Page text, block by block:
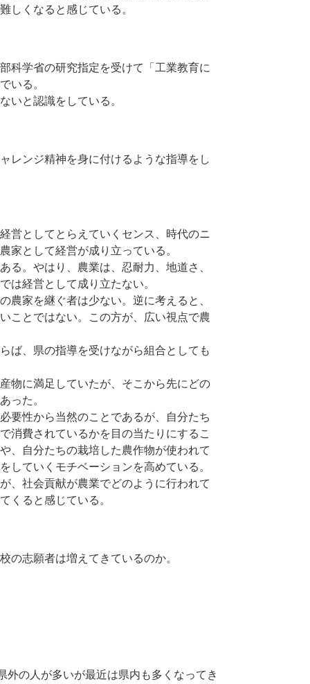
しくなると感じている。
科学省の研究指定を受けて「工業教育に
いる。
いと認識をしている。
レンジ精神を身に付けるような指導をし
営としてとらえていくセンス、時代のニ
家として経営が成り立っている。
る。やはり、農業は、忍耐力、地道さ、
は経営として成り立たない。
農家を継ぐ者は少ない。逆に考えると、
ことではない。この方が、広い視点で農
ば、県の指導を受けながら組合としても
物に満足していたが、そこから先にどの
った。
要性から当然のことであるが、自分たち
消費されているかを目の当たりにするこ
、自分たちの栽培した農作物が使われて
していくモチベーションを高めている。
、社会貢献が農業でどのように行われて
くると感じている。
の志願者は増えてきているのか。
の人が多いが最近は県内も多くなってき